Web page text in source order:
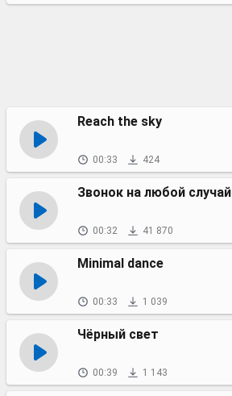
Reach the sky
00:33 424
Звонок на любой случай
00:32 41 870
Minimal dance
00:33 1 039
Чёрный свет
00:39 1 143